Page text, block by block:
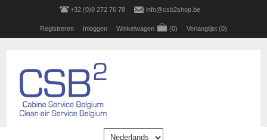
+32 (0)9 272 76 78 info@csb2shop.be
Registreren Inloggen Winkelwagen (0) Verlanglijst (0)